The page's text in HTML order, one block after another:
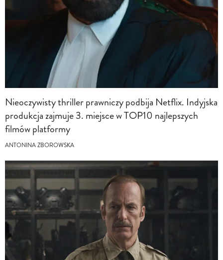
Nieoczywisty thriller prawniczy podbija Netflix. Indyjska
produkcja zajmuje 3. miejsce w TOP10 najlepszych
filmów platformy
ANTONINA ZBOROWSKA